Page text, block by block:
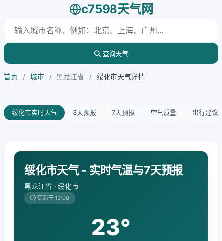
c7598天气网
查询天气
首页 / 城市 / 黑龙江省 / 绥化市天气详情
绥化市实时天气 3天预报 7天预报 空气质量 出行建议
绥化市天气 - 实时气温与7天预报
黑龙江省 · 绥化市
更新于 13:00
23°